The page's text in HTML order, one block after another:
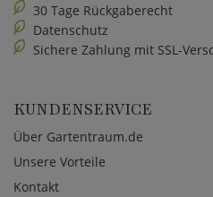
30 Tage Rückgaberecht
Datenschutz
Sichere Zahlung mit SSL-
KUNDENSERVICE
Über Gartentraum.de
Unsere Vorteile
Kontakt